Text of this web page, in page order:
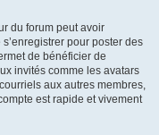
du forum peut avoir
pour poster des
de bénéficier de
invités comme les avatars
aux autres membres,
est rapide et vivement